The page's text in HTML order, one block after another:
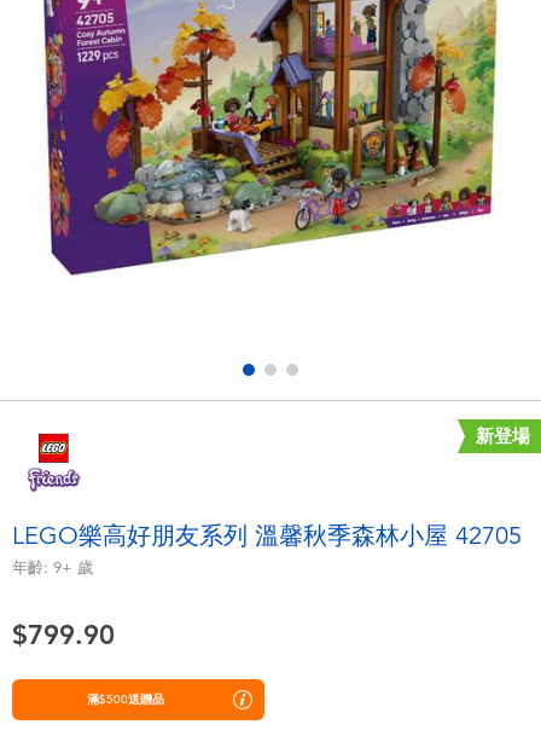
手工藝,文具,蠟筆,泥膠,畫板
娃娃, 芭比,收藏公仔
電子玩具
遊戲及拼圖系列
毛毛公仔玩具
夏日用品
嬰兒及學前玩具
Play-Doh培樂多
Pokemon寶可夢
playpop
LEGO樂高
12~14歳
14歳以上
新登場
LEGO樂高好朋友系列 溫馨秋季森林小屋 42705
年齡: 9+ 歲
$799.90
滿$500送贈品